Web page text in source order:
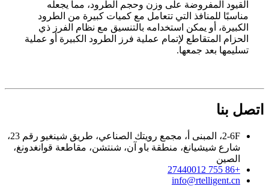
القيود المفروضة على وزن وحجم الطرود، مما يجعله
مناسبًا للمنافذ التي تتعامل مع كميات كبيرة من الطرود
الكبيرة، أو يمكن استخدامه بالتنسيق مع نظام الفرز ذي
الحزام المتقاطع لإتمام عملية فرز الطرود الكبيرة أو عملية
تسليمها بعد جمعها.
اتصل بنا
2-6F، المبنى أ، مجمع رويتك الصناعي، طريق شينغيو رقم 23،
شارع شيشيانغ، منطقة باو آن، شنتشن، مقاطعة قوانغدونغ،
الصين
+86 755 27440012
info@rtelligent.cn